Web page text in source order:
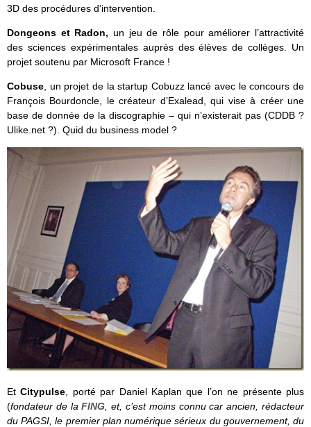
3D des procédures d’intervention.
Dongeons et Radon, un jeu de rôle pour améliorer l’attractivité
des sciences expérimentales auprès des élèves de collèges. Un
projet soutenu par Microsoft France !
Cobuse , un projet de la startup Cobuzz lancé avec le concours de
François Bourdoncle, le créateur d’Exalead, qui vise à créer une
base de donnée de la discographie – qui n’existerait pas (CDDB ?
Ulike.net ?). Quid du business model ?
EtCitypulse , porté par Daniel Kaplan que l’on ne présente plus
(fondateur de laFING , et, c’est moins connu car ancien, rédacteur
du PAGSI, le premier plan numérique sérieux du gouvernement, du